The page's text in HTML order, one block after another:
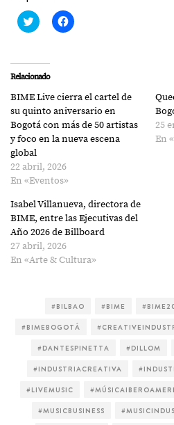
Haz
clic
Twitter
(Se
abre
en
una
ventana
nueva)
Haz
clic
una
ventana
nueva)
Relacionado
BIME Live cierra el cartel de
su quinto aniversario en
Bogotá con más de 50 artistas
y foco en la nueva escena
global
22 abril, 2026
En «Eventos»
25
En
Isabel Villanueva, directora de
BIME, entre las Ejecutivas del
Año 2026 de Billboard
27 abril, 2026
En «Arte & Cultura»
#BILBAO #BIME
#BIMEBOGOTÁ
#DANTESPINETTA #DILLOM
#INDUSTRIACREATIVA
#LIVEMUSIC
#MUSICBUSINESS